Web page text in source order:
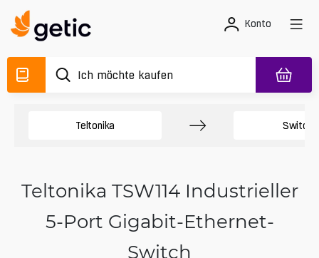
Konto
Teltonika Switche
Teltonika TSW114 Industrieller
5-Port Gigabit-Ethernet-
Switch